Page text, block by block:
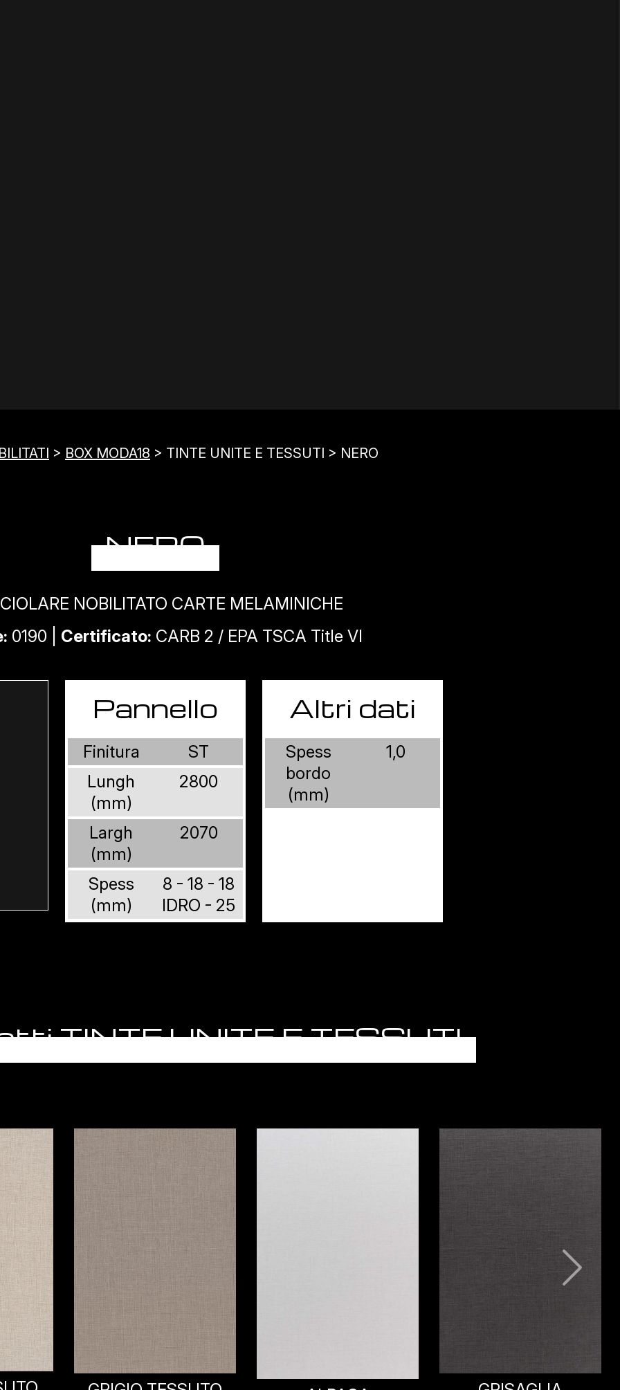
> BOX MODA18 > TINTE UNITE E TESSUTI > NERO
NERO
NOBILITATO CARTE MELAMINICHE
0190 | Certificato: CARB 2 / EPA TSCA Title VI
Pannello
Finitura
ST
Lungh
(mm)
2800
Largh
(mm)
2070
Spess
(mm)
8 - 18 - 18
IDRO - 25
Altri dati
Spess
bordo
(mm)
1,0
TINTE UNITE E TESSUTI
ARDUO